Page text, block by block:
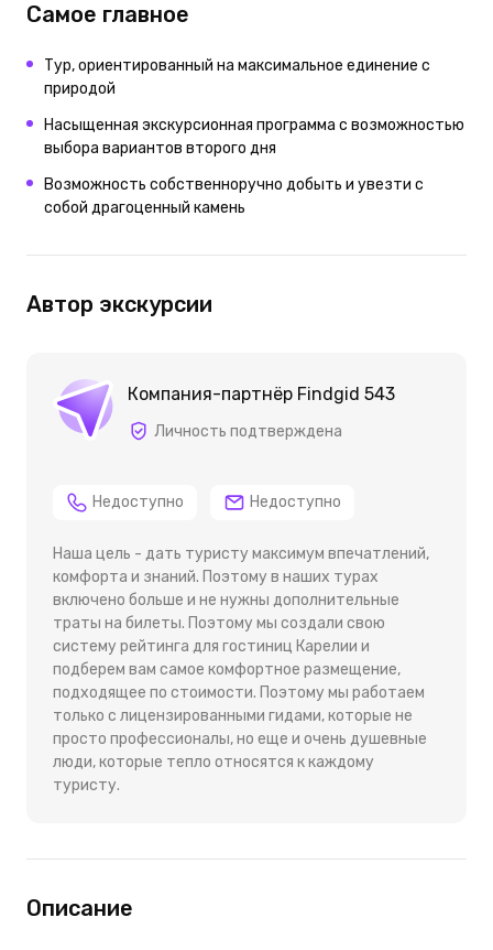
Самое главное
Тур, ориентированный на максимальное единение с
природой
Насыщенная экскурсионная программа с возможностью
выбора вариантов второго дня
Возможность собственноручно добыть и увезти с
собой драгоценный камень
Автор экскурсии
Компания-партнёр Findgid 543
Личность подтверждена
Недоступно Недоступно
Наша цель - дать туристу максимум впечатлений,
комфорта и знаний. Поэтому в наших турах
включено больше и не нужны дополнительные
траты на билеты. Поэтому мы создали свою
систему рейтинга для гостиниц Карелии и
подберем вам самое комфортное размещение,
подходящее по стоимости. Поэтому мы работаем
только с лицензированными гидами, которые не
просто профессионалы, но еще и очень душевные
люди, которые тепло относятся к каждому
туристу.
Описание